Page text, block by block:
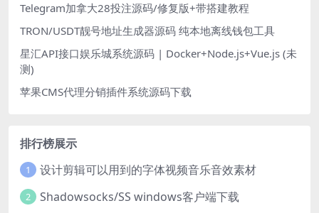
Telegram加拿大28投注源码/修复版+带搭建教程
TRON/USDT靓号地址生成器源码 纯本地离线钱包工具
星汇API接口娱乐城系统源码 | Docker+Node.js+Vue.js (未
测)
苹果CMS代理分销插件系统源码下载
排行榜展示
1 设计剪辑可以用到的字体视频音乐音效素材
2 Shadowsocks/SS windows客户端下载